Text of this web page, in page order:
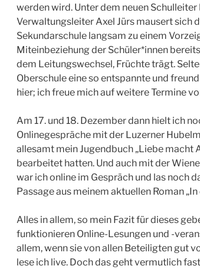
werden wird. Unter dem neuen
Verwaltungsleiter Axel Jürs mausert sich
Sekundarschule langsam zu einem
Miteinbeziehung der Schüler*innen
dem Leitungswechsel, Früchte trägt.
Oberschule eine so entspannte und
hier; ich freue mich auf weitere Termine
Am 17. und 18. Dezember dann hielt ich
Onlinegespräche mit der Luzerner
allesamt mein Jugendbuch „Liebe macht
bearbeitet hatten. Und auch mit der
war ich online im Gespräch und las noch
Passage aus meinem aktuellen Roman „In
Alles in allem, so mein Fazit für dieses
funktionieren Online-Lesungen und -
allem, wenn sie von allen Beteiligten gut
lese ich live. Doch das geht vermutlich